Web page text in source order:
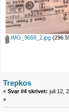
IMG_9668_2.jpg
Trepkos
« Svar #4 skrivet: juli 12,
»